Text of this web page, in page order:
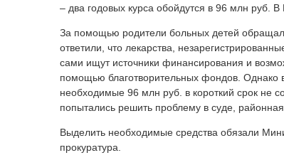
– два годовых курса обойдутся в 96 млн руб. В
За помощью родители больных детей
ответили, что лекарства,
сами ищут источники финансирования и
помощью благотворительных фондов. Однако
необходимые 96 млн руб. в короткий срок не
попытались решить проблему в суде,
Выделить необходимые средства обязали
прокуратура.